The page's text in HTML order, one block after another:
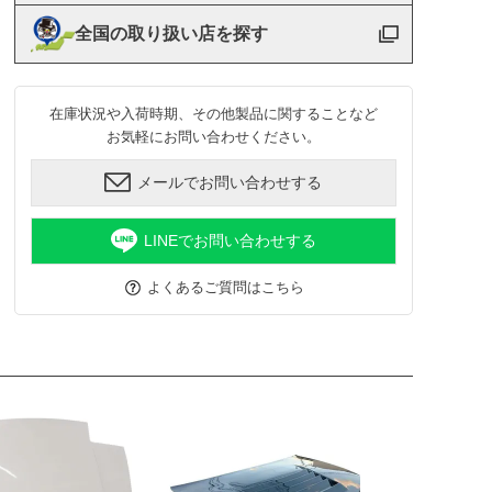
全国の取り扱い店を探す
在庫状況や入荷時期、その他製品に関することなど
お気軽にお問い合わせください。
メールでお問い合わせする
LINEでお問い合わせする
よくあるご質問はこちら